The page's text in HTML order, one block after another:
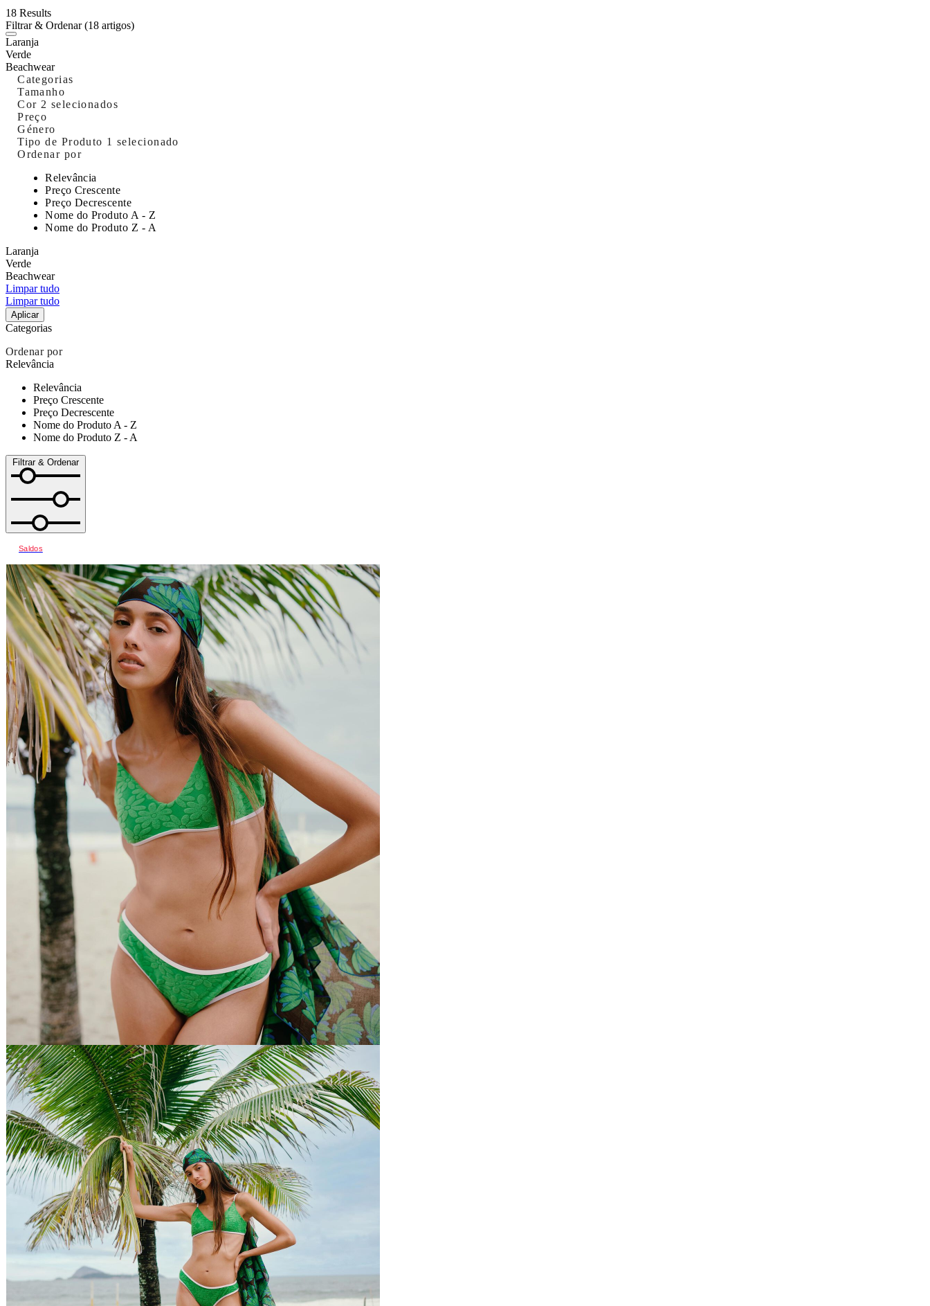
18 Results
Filtrar & Ordenar(18 artigos)
Laranja
Verde
Beachwear
Categorias
Tamanho
Cor 2 selecionados
Preço
Género
Tipo de Produto 1 selecionado
Ordenar por
Relevância
Preço Crescente
Preço Decrescente
Nome do Produto A - Z
Nome do Produto Z - A
Laranja
Verde
Beachwear
Limpar tudo
Limpar tudo
Aplicar
Categorias
Ordenar por
Relevância
Relevância
Preço Crescente
Preço Decrescente
Nome do Produto A - Z
Nome do Produto Z - A
Filtrar & Ordenar
Saldos